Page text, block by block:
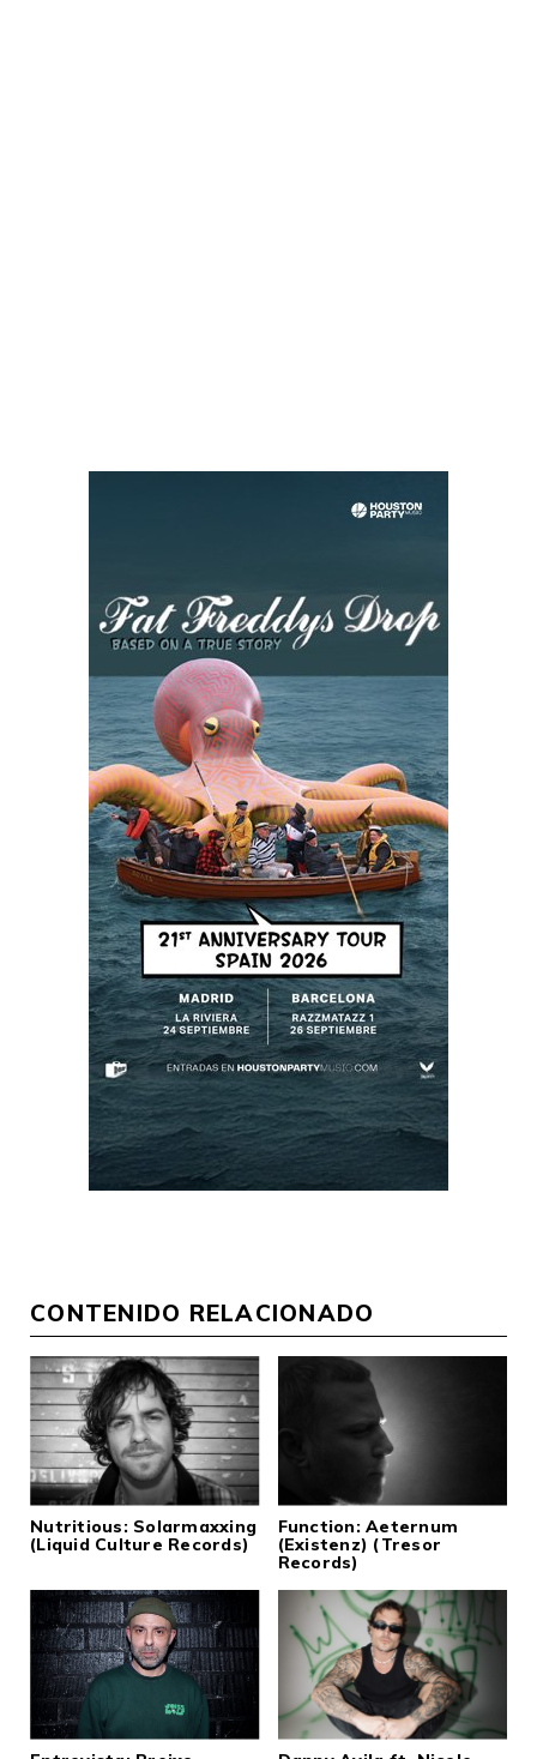
CONTENIDO RELACIONADO
Nutritious: Solarmaxxing
(Liquid Culture Records)
Function: Aeternum
(Existenz) (Tresor
Records)